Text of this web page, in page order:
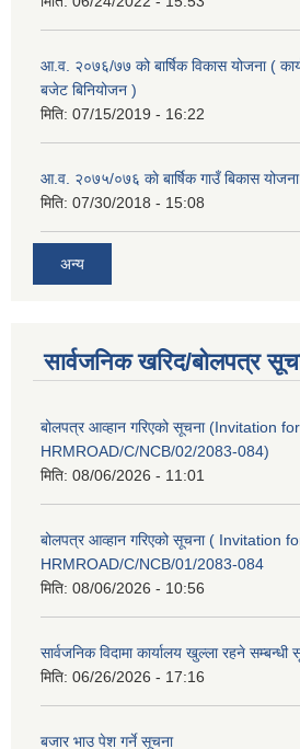
आ.व. २०७६/७७ को बार्षिक विकास योजना (
बजेट बिनियोजन )
मिति: 07/15/2019 - 16:22
आ.व. २०७५/०७६ काे बार्षिक गाउँ बिकास योजना
मिति: 07/30/2018 - 15:08
अन्य
सार्वजनिक खरिद/बोलपत्र
बोलपत्र आव्हान गरिएको सूचना (Invitation
HRMROAD/C/NCB/02/2083-084)
मिति: 08/06/2026 - 11:01
बोलपत्र आव्हान गरिएको सूचना ( Invitation
HRMROAD/C/NCB/01/2083-084
मिति: 08/06/2026 - 10:56
सार्वजनिक विदामा कार्यालय खुल्ला रहने सम्बन्धी
मिति: 06/26/2026 - 17:16
बजार भाउ पेश गर्ने सूचना